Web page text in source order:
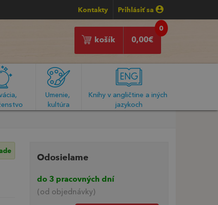
Kontakty Prihlásiť sa
0
0,00€
košík
Umenie,
kultúra
Knihy v angličtine a iných
jazykoch
Odosielame
do 3 pracovných dní
(od objednávky)